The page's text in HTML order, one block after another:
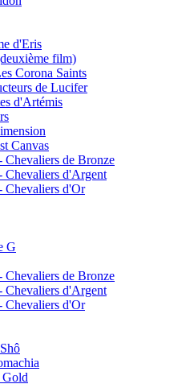
d'Eris
film)
Corona Saints
de Lucifer
d'Artémis
Canvas
Chevaliers de Bronze
Chevaliers d'Argent
Chevaliers d'Or
G
Chevaliers de Bronze
Chevaliers d'Argent
Chevaliers d'Or
Gold